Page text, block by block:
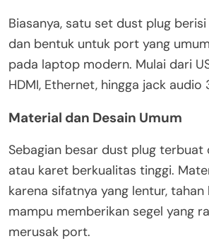
Biasanya, satu set dust plug
dan bentuk untuk port yang
pada laptop modern. Mulai dari
HDMI, Ethernet, hingga jack audio
Material dan Desain Umum
Sebagian besar dust plug terbuat
atau karet berkualitas tinggi.
karena sifatnya yang lentur, tahan
mampu memberikan segel yang
merusak port.